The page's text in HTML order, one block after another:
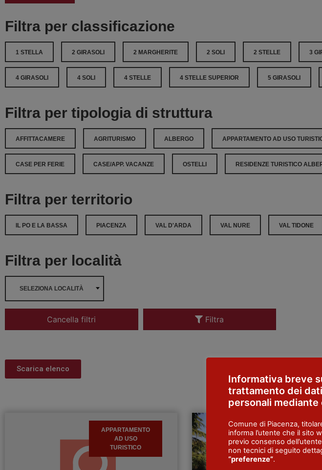
Filtra per classificazione
1 STELLA 2 GIRASOLI 2 MARGHERITE 2 SOLI 2 STELLE 3
4 GIRASOLI 4 SOLI 4 STELLE 4 STELLE SUPERIOR 5 GIRASOLI
Filtra per tipologia di struttura
AFFITTACAMERE AGRITURISMO ALBERGO APPARTAMENTO AD USO
CASE PER FERIE CASE/APP. VACANZE OSTELLI RESIDENZE TURISTICO
Filtra per territorio
IL PO E LA BASSA PIACENZA VAL D'ARDA VAL NURE VAL TIDONE
Filtra per località
SELEZIONA LOCALITÀ
Cancella filtri Filtra
Scarica elenco
APPARTAMENTO
AD USO
TURISTICO
AD USO
Informativa breve
trattamento dei dati
personali mediante
Comune di Piacenza,
informa l’utente che il sito
previo consenso
non tecnici di seguito
“preferenze”.